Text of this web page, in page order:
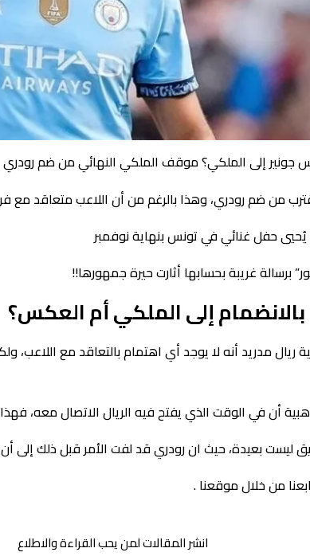
إلى الملكي؟ موقف الملكي النهائي من ضم رودري
من ضم رودري، وهذا بالرغم من أن اللاعب متعاقد مع
برسالة غريبة بحسابها أثارت حيرة جمهورها!!
إلى الملكي أم العكس؟
ريال مدريد أنه لا يوجد أي اهتمام بالتعاقد مع
أن في الوقت الذي يفتح فيه الريال الاتصال معه،
ليست بعيدة، حيث ان رودري قد لفت الأمر قبل ذلك
من خلال موقعنا .
انشر المقالات لمن يحب القراءة والاطلاع